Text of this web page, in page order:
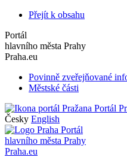
Přejít k obsahu
Portál
hlavního města Prahy
Praha.eu
Povinně zveřejňované
Městské části
Portál
Česky English
Portál
hlavního města Prahy
Praha.eu